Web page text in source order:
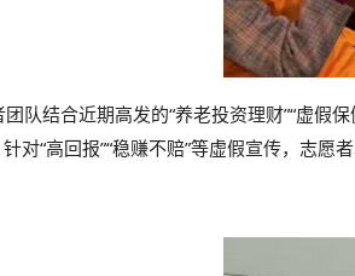
团队结合近期高发的“养老投资理财”“虚假
对“高回报”“稳赚不赔”等虚假宣传，志愿